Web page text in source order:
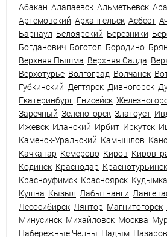
Абакан Алапаевск Альметьевск
Артемовский Архангельск Асбест
Барнаул Белоярский Березники
Богданович Боготол Бородино
Верхняя Пышма Верхняя Салда
Верхотурье Волгоград Волчанск
Губкинский Дегтярск Дивногорск
Екатеринбург Енисейск
Заречный Зеленогорск Златоуст
Ижевск Иланский Ирбит Иркутск
Каменск-Уральский Камышлов
Качканар Кемерово Киров
Кодинск Краснодар Краснотурьинск
Красноуфимск Красноярск
Кушва Кызыл Лабытнанги
Лесосибирск Лянтор Магнитогорск
Минусинск Михайловск Москва
Набережные Челны Надым